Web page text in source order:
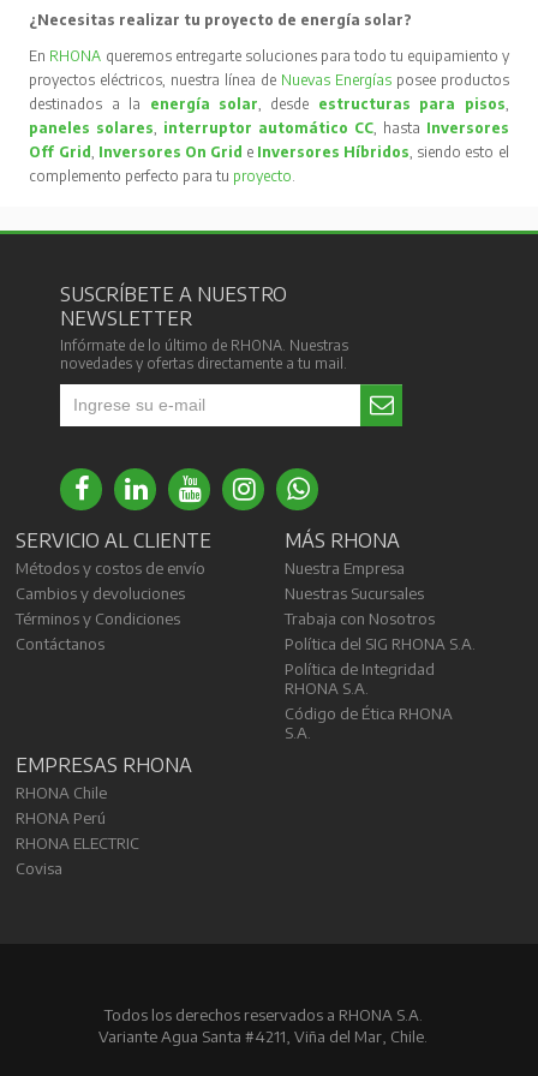
¿Necesitas realizar tu proyecto de energía solar?
En RHONA queremos entregarte soluciones para todo tu equipamiento y
proyectos eléctricos, nuestra línea de Nuevas Energíasposee productos
destinados a la energía solar, desde estructuras para pisos,
paneles solares, interruptor automático CC, hasta Inversores
Off Grid, Inversores On Grid e Inversores Híbridos, siendo esto el
complemento perfecto para tu proyecto.
SUSCRÍBETE A NUESTRO
NEWSLETTER
Infórmate de lo último de RHONA. Nuestras
novedades y ofertas directamente a tu mail.
SERVICIO AL CLIENTE
Métodos y costos de envío
Cambios y devoluciones
Términos y Condiciones
Contáctanos
MÁS RHONA
Nuestra Empresa
Nuestras Sucursales
Trabaja con Nosotros
Política del SIG RHONA S.A.
Política de Integridad
RHONA S.A.
Código de Ética RHONA
S.A.
EMPRESAS RHONA
RHONA Chile
RHONA Perú
RHONA ELECTRIC
Covisa
Todos los derechos reservados a RHONA S.A.
Variante Agua Santa #4211, Viña del Mar, Chile.